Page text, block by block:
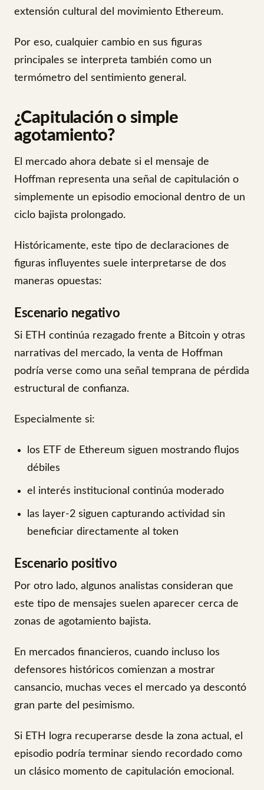
extensión cultural del movimiento Ethereum.
Por eso, cualquier cambio en sus figuras
principales se interpreta también como un
termómetro del sentimiento general.
¿Capitulación o simple
agotamiento?
El mercado ahora debate si el mensaje de
Hoffman representa una señal de capitulación o
simplemente un episodio emocional dentro de un
ciclo bajista prolongado.
Históricamente, este tipo de declaraciones de
figuras influyentes suele interpretarse de dos
maneras opuestas:
Escenario negativo
Si ETH continúa rezagado frente a Bitcoin y otras
narrativas del mercado, la venta de Hoffman
podría verse como una señal temprana de pérdida
estructural de confianza.
Especialmente si:
los ETF de Ethereum siguen mostrando flujos
débiles
el interés institucional continúa moderado
las layer-2 siguen capturando actividad sin
beneficiar directamente al token
Escenario positivo
Por otro lado, algunos analistas consideran que
este tipo de mensajes suelen aparecer cerca de
zonas de agotamiento bajista.
En mercados financieros, cuando incluso los
defensores históricos comienzan a mostrar
cansancio, muchas veces el mercado ya descontó
gran parte del pesimismo.
Si ETH logra recuperarse desde la zona actual, el
episodio podría terminar siendo recordado como
un clásico momento de capitulación emocional.